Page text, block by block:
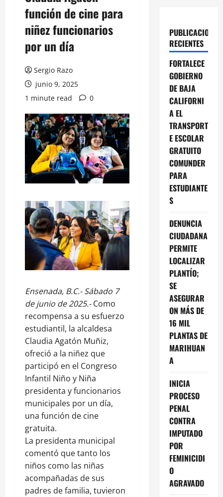
función de cine para
niñez funcionarios
por un día
Sergio Razo
junio 9, 2025
1 minute read
0
Ensenada, B.C.- Sábado 7
de junio de 2025.-Como
recompensa a su esfuerzo
estudiantil, la alcaldesa
Claudia Agatón Muñiz,
ofreció a la niñez que
participó en el Congreso
Infantil Niño y Niña
presidenta y funcionarios
municipales por un día,
una función de cine
gratuita.
La presidenta municipal
comentó que tanto los
niños como las niñas
acompañadas de sus
padres de familia, tuvieron
PUBLICACIONES
RECIENTES
FORTALECE
GOBIERNO
DE BAJA
CALIFORNI
A EL
TRANSPORT
E ESCOLAR
GRATUITO
COMUNDER
PARA
ESTUDIANTE
S
DENUNCIA
CIUDADANA
PERMITE
LOCALIZAR
PLANTÍO;
SE
ASEGURAR
ON MÁS DE
16 MIL
PLANTAS DE
MARIHUAN
A
INICIA
PROCESO
PENAL
CONTRA
IMPUTADO
POR
FEMINICIDI
O
AGRAVADO